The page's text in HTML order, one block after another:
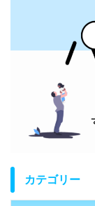
カテゴリー